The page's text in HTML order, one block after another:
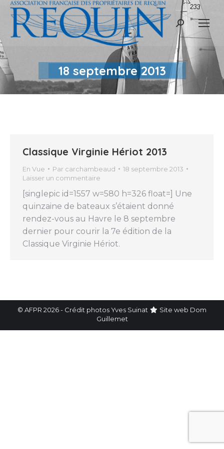
Recherche
18 septembre 2013
Classique Virginie Hériot 2013
En Vue Par carchambeaud
18 septembre 2013
Laisser un commentaire
[singlepic id=1557 w=580 h=326 float=] Une
quinzaine de bateaux s’étaient donné
rendez-vous au Havre le 8 septembre
dernier pour courir la 7e édition de la
Classique Virginie Hériot.
© AFPR 2026 - Crédit photos Yves Suinat Site web Dom
Guillemet